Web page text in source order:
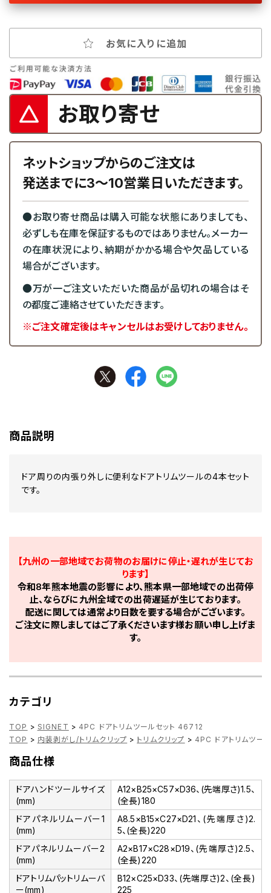
お気に入りに追加
お取り寄せ
ネットショップからのご注文は
発送までに3～10営業日いただきます。
●お取り寄せ商品は購入可能な状態にありましても、
必ずしも在庫を保証するものではありません。メーカー
の在庫状況により、納期がかかる場合や欠品している
場合がございます。
●万が一ご注文いただいた商品が品切れの場合はそ
の都度ご連絡させていただきます。
※ご注文確定後はキャンセルはお受けしておりません。
商品説明
ドア周りの内張り外しに便利なドアトリムツールの4本セット
です。
【九州の一部地域でお荷物のお届けに停止・遅れが生じてお
ります】
令和8年熊本地震の影響により、熊本県一部地域での出荷停
止、ならびに九州全域での出荷遅延が生じております。
配送に関しては通常より日数を要する場合がございます。
ご注文に際しましてはご了承くださいます様お願い申し上げま
す。
カテゴリ
TOP > SIGNET > 4PC ドアトリムツールセット 46712
TOP > 内装剥がし/トリムクリップ > トリムクリップ > 4PC ドアトリムツー
商品仕様
ドアハンドツールサイズ
(mm)
A12×B25×C57×D36、(先端厚さ)1.5、
(全長)180
ドアパネルリムーバー1
(mm)
A8.5×B15×C27×D21、(先端厚さ)2.
5、(全長)220
ドアパネルリムーバー2
(mm)
A2×B17×C28×D19、(先端厚さ)2.5、
(全長)220
ドアトリムパットリムーバ
ー(mm)
B12×C25×D33、(先端厚さ)2、(全長)
225